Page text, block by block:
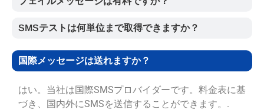
SMSテストは何単位まで取得できますか？
国際メッセージは送れますか？
はい。当社は国際SMSプロバイダーです。料金表に基
づき、国内外にSMSを送信することができます。.